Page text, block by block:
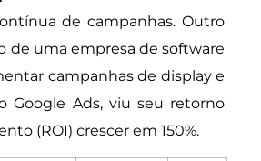
de campanhas. Outro
de uma empresa de software
campanhas de display e
Google Ads, viu seu retorno
(ROI) crescer em 150%.